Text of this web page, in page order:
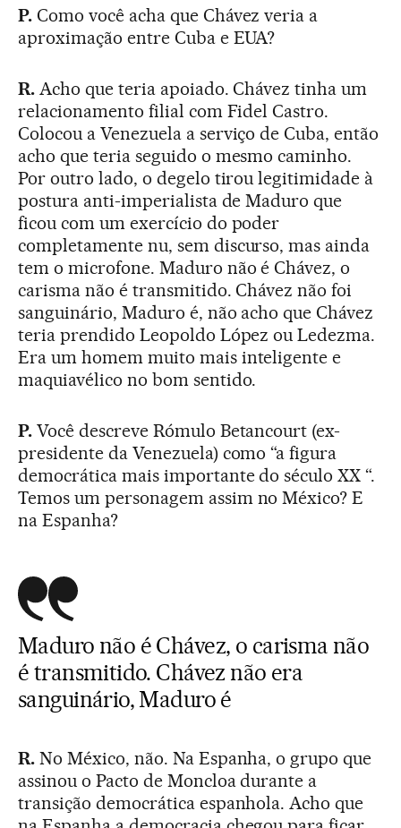
P.Como você acha que Chávez veria a
aproximação entre Cuba e EUA?
R.Acho que teria apoiado. Chávez tinha um
relacionamento filial com Fidel Castro.
Colocou a Venezuela a serviço de Cuba, então
acho que teria seguido o mesmo caminho.
Por outro lado, o degelo tirou legitimidade à
postura anti-imperialista de Maduro que
ficou com um exercício do poder
completamente nu, sem discurso, mas ainda
tem o microfone. Maduro não é Chávez, o
carisma não é transmitido. Chávez não foi
sanguinário, Maduro é, não acho que Chávez
teria prendido Leopoldo López ou Ledezma.
Era um homem muito mais inteligente e
maquiavélico no bom sentido.
P.Você descreve Rómulo Betancourt (ex-
presidente da Venezuela) como “a figura
democrática mais importante do século XX “.
Temos um personagem assim no México? E
na Espanha?
Maduro não é Chávez, o carisma não
é transmitido. Chávez não era
sanguinário, Maduro é
R.No México, não. Na Espanha, o grupo que
assinou o Pacto de Moncloa durante a
transição democrática espanhola. Acho que